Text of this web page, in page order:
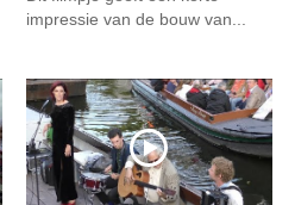
impressie van de bouw van...